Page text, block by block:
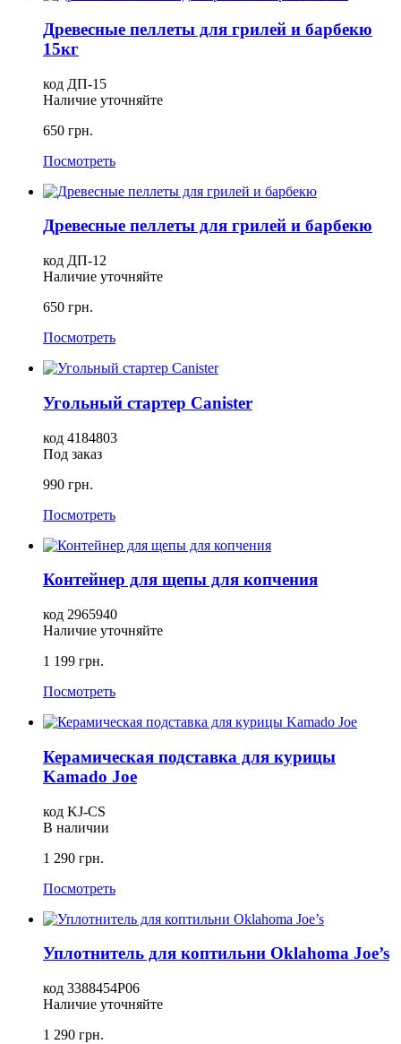
Древесные пеллеты для грилей и барбекю
15кг
код ДП-15
Наличие уточняйте
650 грн.
Посмотреть
Древесные пеллеты для грилей и барбекю
код ДП-12
Наличие уточняйте
650 грн.
Посмотреть
Угольный стартер Canister
код 4184803
Под заказ
990 грн.
Посмотреть
Контейнер для щепы для копчения
код 2965940
Наличие уточняйте
1 199 грн.
Посмотреть
Керамическая подставка для курицы
Kamado Joe
код KJ-CS
В наличии
1 290 грн.
Посмотреть
Уплотнитель для коптильни Oklahoma Joe’s
код 3388454P06
Наличие уточняйте
1 290 грн.